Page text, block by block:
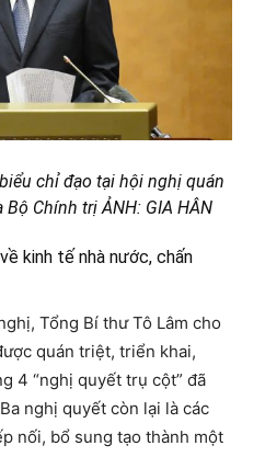
chỉ đạo tại hội nghị quán
Chính trị ẢNH: GIA HÂN
kinh tế nhà nước, chấn
Tổng Bí thư Tô Lâm cho
quán triệt, triển khai,
4 “nghị quyết trụ cột” đã
nghị quyết còn lại là các
nối, bổ sung tạo thành một